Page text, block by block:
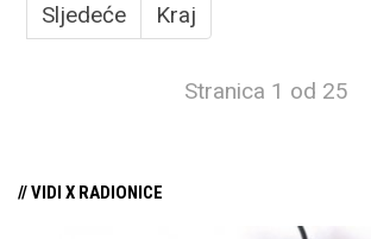
Sljedeće
Kraj
Stranica 1 od 25
// VIDI X RADIONICE